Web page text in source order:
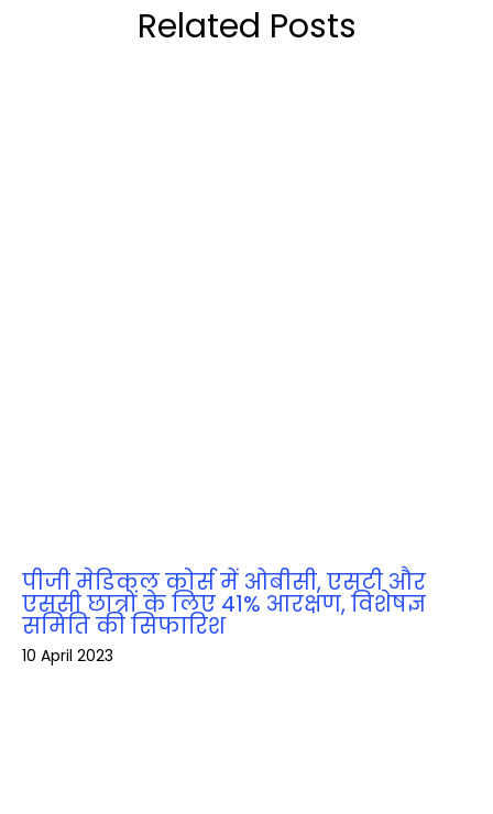
Related Posts
पीजी मेडिकल कोर्स में ओबीसी, एसटी और
एससी छात्रों के लिए 41% आरक्षण, विशेषज्ञ
समिति की सिफारिश
10 April 2023